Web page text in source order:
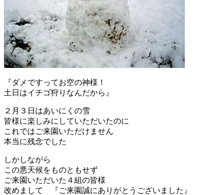
『ダメですってお空の神様！
土日はイチゴ狩りなんだから』
２月３日はあいにくの雪
皆様に楽しみにしていただいたのに
これではご来園いただけません
本当に残念でした
しかしながら
この悪天候をものともせず
ご来園いただいた４組の皆様
改めまして 『ご来園誠にありがとうございました』